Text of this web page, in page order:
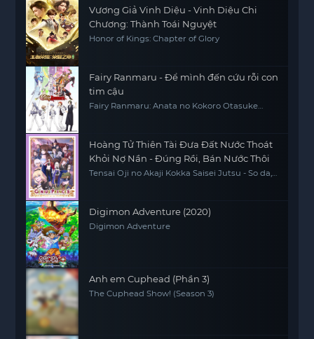
Vương Giả Vinh Diệu - Vinh Diệu Chi
Chương: Thành Toái Nguyệt
Honor of Kings: Chapter of Glory
Fairy Ranmaru - Để mình đến cứu rỗi con
tim cậu
Fairy Ranmaru: Anata no Kokoro Otasuke
Hoàng Tử Thiên Tài Đưa Đất Nước Thoát
Khỏi Nợ Nần - Đúng Rồi, Bán Nước Thôi
Tensai Oji no Akaji Kokka Saisei Jutsu - So da,
Debt (Hey, How About Treason?)
Digimon Adventure (2020)
Digimon Adventure
Anh em Cuphead (Phần 3)
The Cuphead Show! (Season 3)